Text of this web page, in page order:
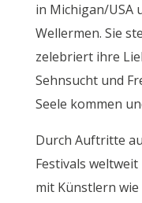
in Michigan/USA
Wellermen. Sie
zelebriert ihre
Sehnsucht und
Seele kommen
Durch Auftritte
Festivals
mit Künstlern